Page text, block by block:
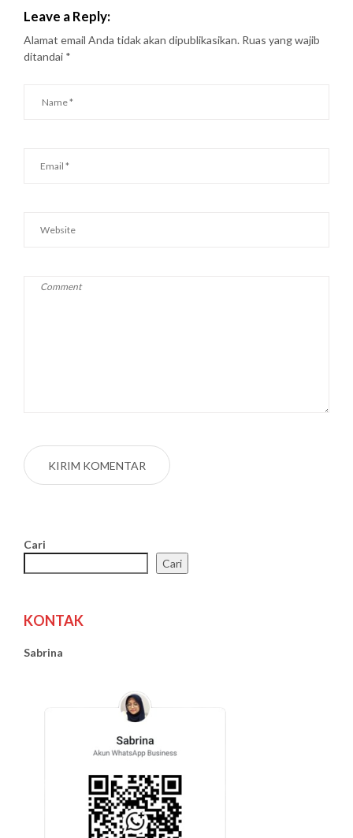
Leave a Reply:
Alamat email Anda tidak akan dipublikasikan. Ruas yang wajib
ditandai *
Cari
Cari
KONTAK
Sabrina